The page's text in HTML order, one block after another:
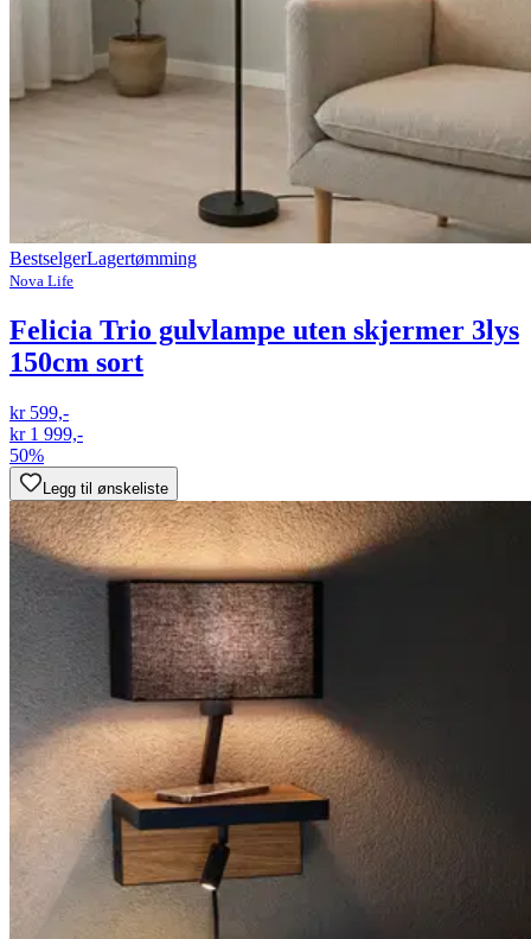
BestselgerLagertømming
Nova Life
Felicia Trio gulvlampe uten skjermer 3lys
150cm sort
kr 599,-
kr 1 999,-
50%
Legg til ønskeliste